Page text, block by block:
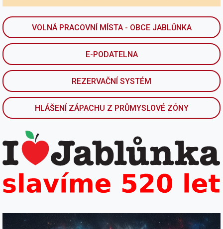
VOLNÁ PRACOVNÍ MÍSTA - OBCE JABLŮNKA
E-PODATELNA
REZERVAČNÍ SYSTÉM
HLÁŠENÍ ZÁPACHU Z PRŮMYSLOVÉ ZÓNY